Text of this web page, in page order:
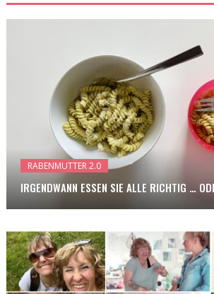
RABENMUTTER 2.0
IRGENDWANN ESSEN SIE ALLE RICHTIG …